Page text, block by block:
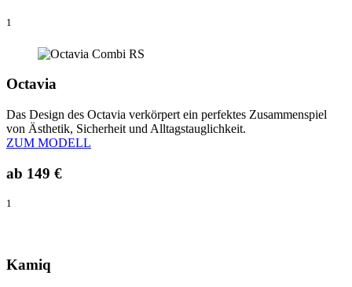
1
Octavia
Das Design des Octavia verkörpert ein perfektes Zusammenspiel
von Ästhetik, Sicherheit und Alltagstauglichkeit.
ZUM MODELL
ab 149 €
1
Kamiq